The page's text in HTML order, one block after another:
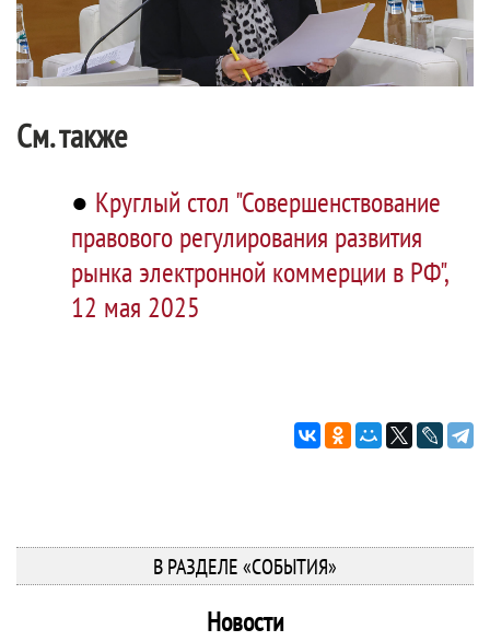
См. также
● Круглый стол "Совершенствование
правового регулирования развития
рынка электронной коммерции в РФ",
12 мая 2025
В РАЗДЕЛЕ «СОБЫТИЯ»
Новости